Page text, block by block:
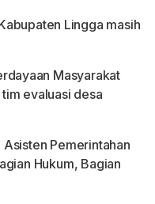
Lingga masih
Masyarakat
evaluasi desa
Pemerintahan
Hukum, Bagian